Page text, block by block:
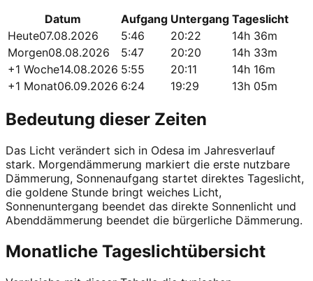
Datum
Aufgang Untergang Tageslicht
Heute07.08.2026 5:46 20:22
14h 36m
Morgen08.08.2026 5:47 20:20
14h 33m
+1 Woche14.08.2026 5:55 20:11
14h 16m
+1 Monat06.09.2026 6:24 19:29 13h 05m
Bedeutung dieser Zeiten
Das Licht verändert sich in Odesa im Jahresverlauf
stark. Morgendämmerung markiert die erste nutzbare
Dämmerung, Sonnenaufgang startet direktes Tageslicht,
die goldene Stunde bringt weiches Licht,
Sonnenuntergang beendet das direkte Sonnenlicht und
Abenddämmerung beendet die bürgerliche Dämmerung.
Monatliche Tageslichtübersicht